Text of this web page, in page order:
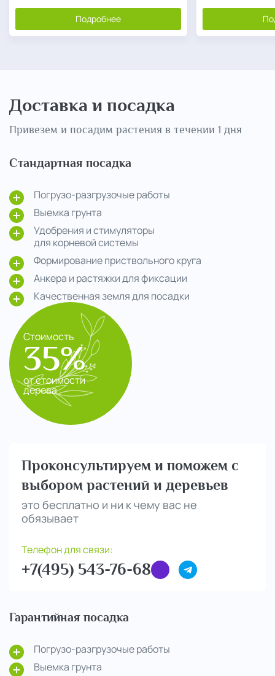
Подробнее
Доставка и посадка
Привезем и посадим растения в течении 1 дня
Стандартная посадка
Погрузо-разгрузочые работы
Выемка грунта
Удобрения и стимуляторы
для корневой системы
Формирование приствольного круга
Анкера и растяжки для фиксации
Качественная земля для посадки
Стоимость
35%
от стоимости
дерева
Проконсультируем и поможем с
выбором растений и деревьев
это бесплатно и ни к чему вас не
обязывает
Телефон для связи:
+7(495) 543-76-68
Гарантийная посадка
Погрузо-разгрузочые работы
Выемка грунта